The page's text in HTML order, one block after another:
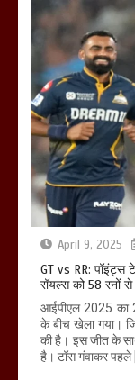
April 9, 2025
GT vs RR: पॉइंट्स
रॉयल्स को 58 रनों से
आईपीएल 2025 का
के बीच खेला गया।
की है। इस जीत के
है। टॉस गंवाकर पहले